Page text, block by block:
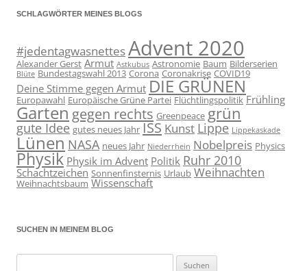
SCHLAGWÖRTER MEINES BLOGS
#jedentagwasnettesAdvent 2020
Alexander Gerst Armut Astkubus Astronomie Baum Bilderserien
Blüte Bundestagswahl 2013 Corona Coronakrise COVID19
Deine Stimme gegen Armut DIE GRÜNEN
Europawahl Europäische Grüne Partei Flüchtlingspolitik Frühling
Garten gegen rechts Greenpeace grün
gute Idee gutes neues Jahr ISS Kunst Lippe Lippekaskade
Lünen NASA neues Jahr Niederrhein Nobelpreis Physics
Physik Physik im Advent Politik Ruhr 2010
Schachtzeichen Sonnenfinsternis Urlaub Weihnachten
Weihnachtsbaum Wissenschaft
SUCHEN IN MEINEM BLOG